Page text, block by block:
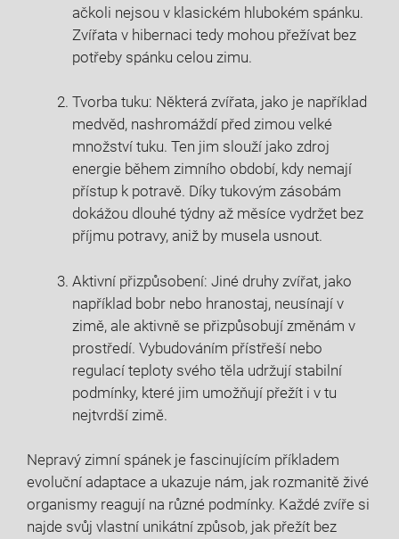
ačkoli nejsou v klasickém hlubokém spánku.
Zvířata v hibernaci tedy mohou přežívat bez
potřeby spánku celou zimu.
Tvorba tuku: Některá zvířata, jako je například
medvěd, nashromáždí před zimou velké
množství tuku. Ten jim slouží jako zdroj
energie během zimního období, kdy nemají
přístup k potravě. Díky tukovým zásobám
dokážou dlouhé týdny až měsíce vydržet bez
příjmu potravy, aniž by musela usnout.
Aktivní přizpůsobení: Jiné druhy zvířat, jako
například bobr nebo hranostaj, neusínají v
zimě, ale aktivně se přizpůsobují změnám v
prostředí. Vybudováním přístřeší nebo
regulací teploty svého těla udržují stabilní
podmínky, které jim umožňují přežít i v tu
nejtvrdší zimě.
Nepravý zimní spánek je fascinujícím příkladem
evoluční adaptace a ukazuje nám, jak rozmanitě živé
organismy reagují na různé podmínky. Každé zvíře si
najde svůj vlastní unikátní způsob, jak přežít bez